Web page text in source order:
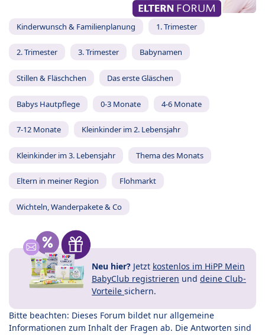
Kinderwunsch & Familienplanung 1. Trimester
2. Trimester 3. Trimester Babynamen
Stillen & Fläschchen Das erste Gläschen
Babys Hautpflege 0-3 Monate 4-6 Monate
7-12 Monate Kleinkinder im 2. Lebensjahr
Kleinkinder im 3. Lebensjahr Thema des Monats
Eltern in meiner Region Flohmarkt
Wichteln, Wanderpakete & Co
Neu hier? Jetzt kostenlos im HiPP Mein
BabyClub registrieren und deine Club-
Vorteile sichern.
Bitte beachten: Dieses Forum bildet nur allgemeine
Informationen zum Inhalt der Fragen ab. Die Antworten sind